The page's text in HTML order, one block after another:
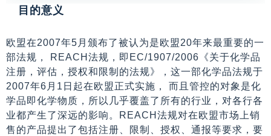
目的意义
欧盟在2007年5月颁布了被认为是欧盟20年来最重要的一
部法规， REACH法规，即EC/1907/2006《关于化学品
注册，评估，授权和限制的法规》，这一部化学品法规于
2007年6月1日起在欧盟正式实施， 而且管控的对象是化
学品即化学物质，所以几乎覆盖了所有的行业，对各行各
业都产生了深远的影响。REACH法规对在欧盟市场上销
售的产品提出了包括注册、限制、授权、通报等要求，要